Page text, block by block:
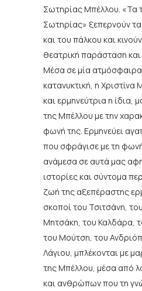
Σωτηρίας Μπέλλου. «Τα
Σωτηρίας» ξεπερνούν
και του πάλκου και
θεατρική παράσταση
Μέσα σε μία
κατανυκτική, η
και ερμηνεύτρια η ίδια,
της Μπέλλου με την
φωνή της. Ερμηνεύει
που σφράγισε με τη
ανάμεσα σε αυτά μας
ιστορίες και σύντομα
ζωή της αξεπέραστης
σκοποί του Τσιτσάνη,
Μητσάκη, του Καλδάρα,
του Μούτση, του
Λάγιου, μπλέκονται με
της Μπέλλου, μέσα από
και ανθρώπων που τη